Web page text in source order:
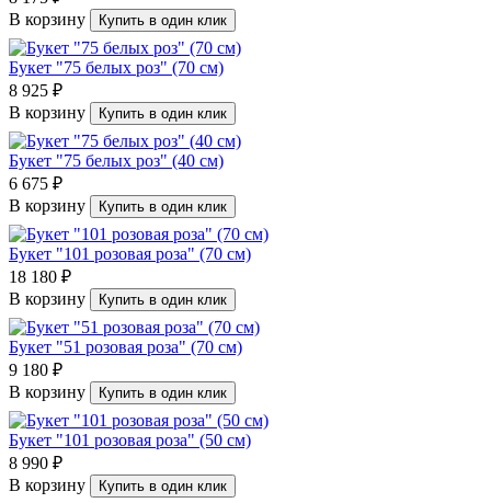
В корзину
Купить в один клик
Букет "75 белых роз" (70 см)
8 925 ₽
В корзину
Купить в один клик
Букет "75 белых роз" (40 см)
6 675 ₽
В корзину
Купить в один клик
Букет "101 розовая роза" (70 см)
18 180 ₽
В корзину
Купить в один клик
Букет "51 розовая роза" (70 см)
9 180 ₽
В корзину
Купить в один клик
Букет "101 розовая роза" (50 см)
8 990 ₽
В корзину
Купить в один клик